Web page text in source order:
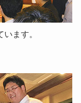
ます。